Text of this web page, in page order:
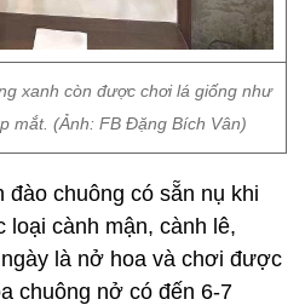
xanh còn được chơi lá giống như
mắt. (Ảnh: FB Đặng Bích Vân)
đào chuông có sẵn nụ khi
cành mận, cành lê,
là nở hoa và chơi được
chuông nở có đến 6-7